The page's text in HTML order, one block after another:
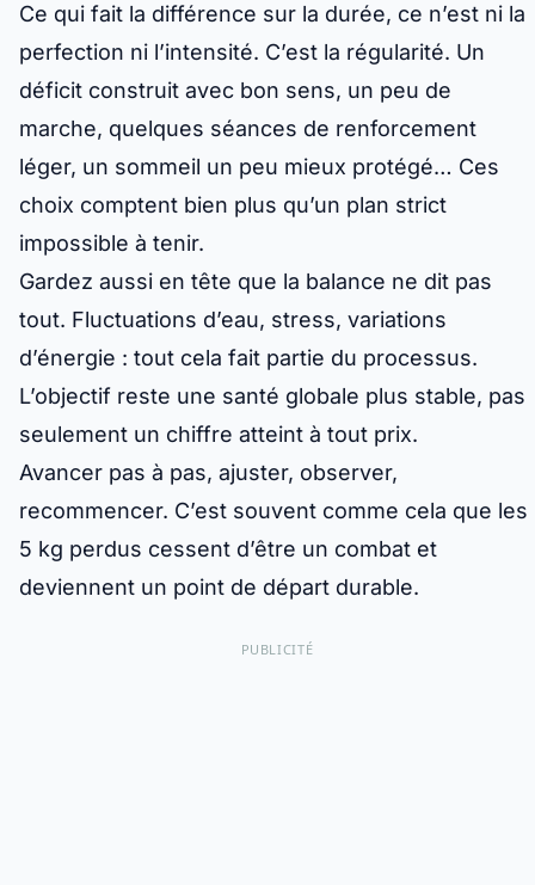
Ce qui fait la différence sur la durée, ce n’est ni la
perfection ni l’intensité. C’est la régularité. Un
déficit construit avec bon sens, un peu de
marche, quelques séances de renforcement
léger, un sommeil un peu mieux protégé… Ces
choix comptent bien plus qu’un plan strict
impossible à tenir.
Gardez aussi en tête que la balance ne dit pas
tout. Fluctuations d’eau, stress, variations
d’énergie : tout cela fait partie du processus.
L’objectif reste une santé globale plus stable, pas
seulement un chiffre atteint à tout prix.
Avancer pas à pas, ajuster, observer,
recommencer. C’est souvent comme cela que les
5 kg perdus cessent d’être un combat et
deviennent un point de départ durable.
PUBLICITÉ